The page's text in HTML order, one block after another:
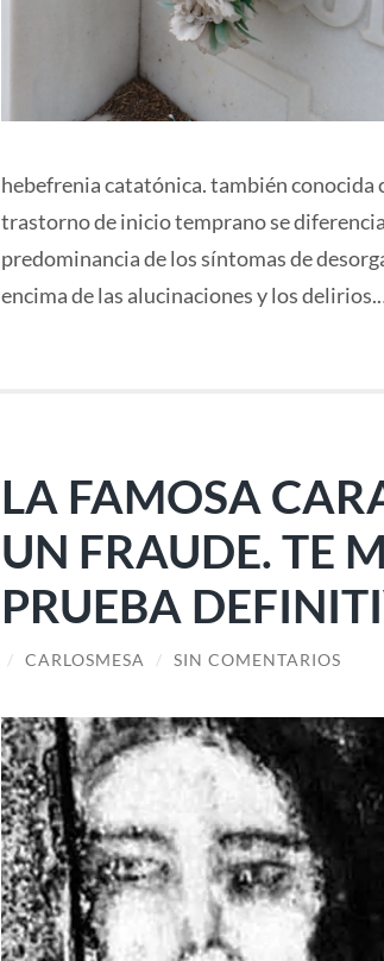
hebefrenia catatónica. también conocida
trastorno de inicio temprano se
predominancia de los síntomas de
encima de las alucinaciones y los
LA FAMOSA
UN FRAUDE. TE
PRUEBA
/ CARLOSMESA / SIN COMENTARIOS